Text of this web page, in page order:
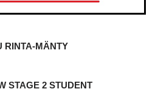
RINTA-MÄNTY
STAGE 2 STUDENT